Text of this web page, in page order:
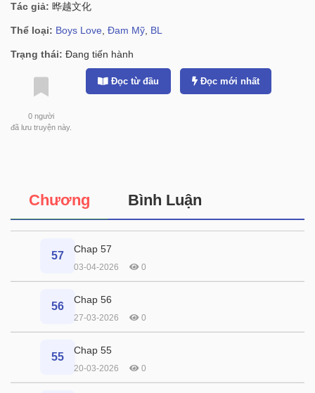
Tác giả: 晔越文化
Thể loại: Boys Love Đam Mỹ BL
Trạng thái: Đang tiến hành
0 người
đã lưu truyện này.
Đọc từ đầu Đọc mới nhất
Chương Bình Luận
57
Chap 57
03-04-2026 0
56
Chap 56
27-03-2026 0
55
Chap 55
20-03-2026 0